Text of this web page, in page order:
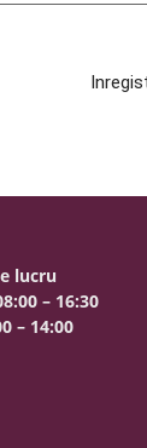
lucru
– 16:30
– 14:00